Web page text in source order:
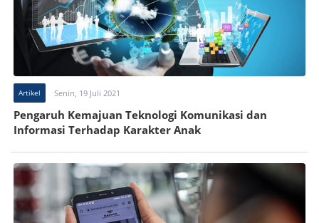
Artikel Senin, 19 Juli 2021
Pengaruh Kemajuan Teknologi Komunikasi dan
Informasi Terhadap Karakter Anak